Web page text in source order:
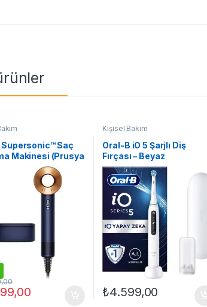
Supersonic™ Saç
Makinesi (Prusya
ve Parlak Bakır)
Kişisel Bakım
Oral-B iO 5 Şarjlı Diş
Fırçası – Beyaz
₺4.599,00